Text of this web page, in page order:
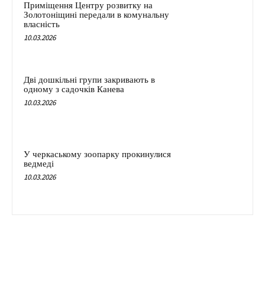
Приміщення Центру розвитку на
Золотоніщині передали в комунальну
власність
10.03.2026
Дві дошкільні групи закривають в
одному з садочків Канева
10.03.2026
У черкаському зоопарку прокинулися
ведмеді
10.03.2026